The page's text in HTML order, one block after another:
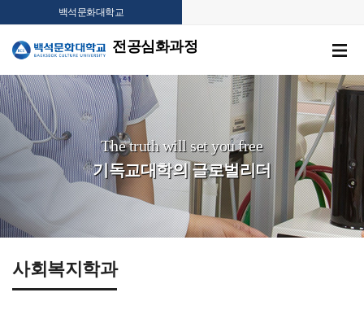
백석문화대학교
전공심화과정
The truth will set you free
기독교대학의 글로벌리더
사회복지학과